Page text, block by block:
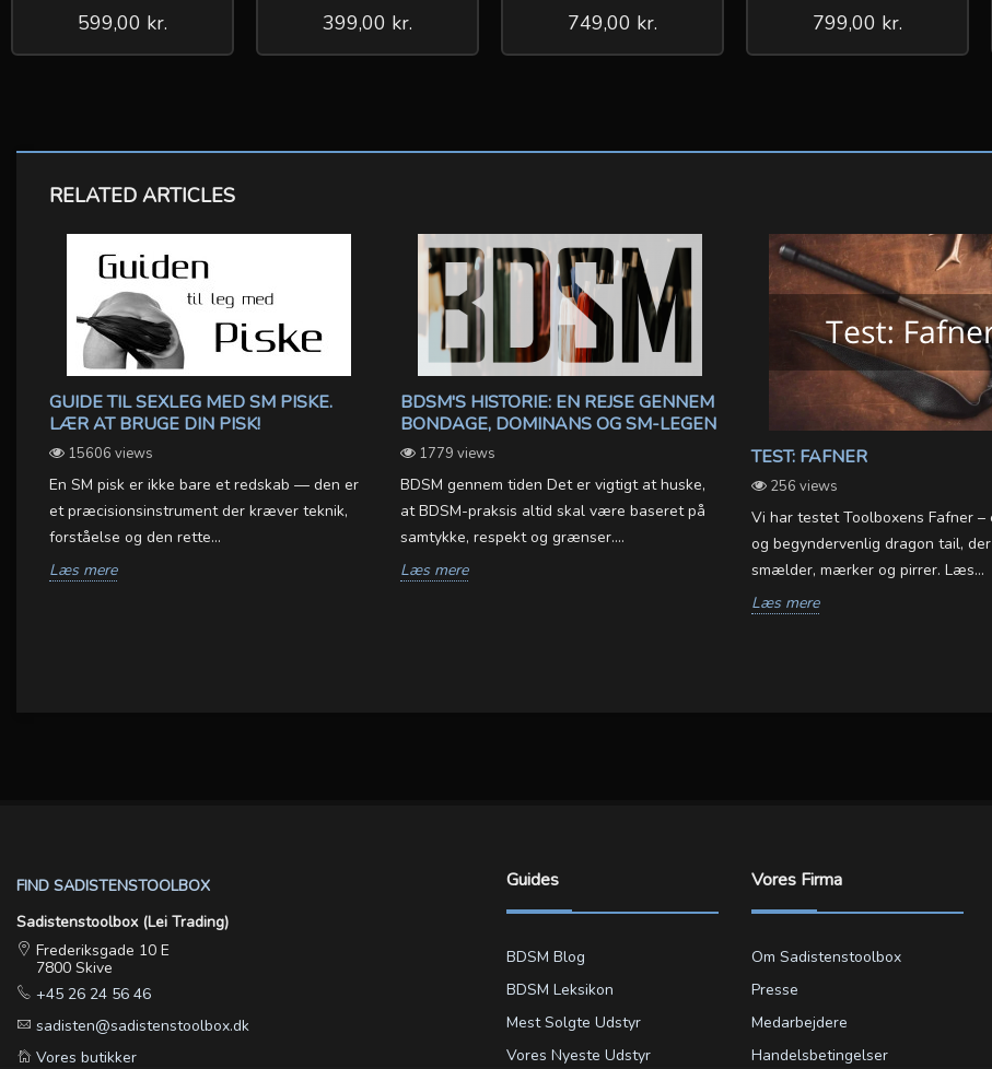
599,00 kr. 399,00 kr. 749,00 kr. 799,00 kr.
RELATED ARTICLES
GUIDE TIL SEXLEG MED SM PISKE.
LÆR AT BRUGE DIN PISK!
15606 views
En SM pisk er ikke bare et redskab — den er
et præcisionsinstrument der kræver teknik,
forståelse og den rette...
Læs mere
BDSM'S HISTORIE: EN REJSE GENNEM
BONDAGE, DOMINANS OG SM-LEGEN
1779 views
BDSM gennem tiden Det er vigtigt at huske,
at BDSM-praksis altid skal være baseret på
samtykke, respekt og grænser....
Læs mere
TEST: FAFNER
256 views
Vi har testet Toolboxens Fafner –
og begyndervenlig dragon tail,
smælder, mærker og pirrer. Læs...
Læs mere
FIND SADISTENSTOOLBOX
Sadistenstoolbox (Lei Trading)
Frederiksgade 10 E
7800 Skive
+45 26 24 56 46
sadisten@sadistenstoolbox.dk
Vores butikker
Guides
BDSM Blog
BDSM Leksikon
Mest Solgte Udstyr
Vores Nyeste Udstyr
Vores Firma
Om Sadistenstoolbox
Presse
Medarbejdere
Handelsbetingelser